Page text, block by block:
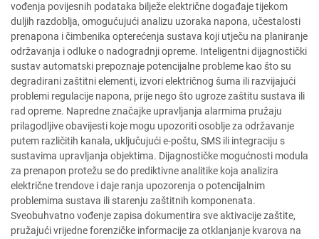
vođenja povijesnih podataka bilježe električne događaje tijekom
duljih razdoblja, omogućujući analizu uzoraka napona, učestalosti
prenapona i čimbenika opterećenja sustava koji utječu na planiranje
održavanja i odluke o nadogradnji opreme. Inteligentni dijagnostički
sustav automatski prepoznaje potencijalne probleme kao što su
degradirani zaštitni elementi, izvori električnog šuma ili razvijajući
problemi regulacije napona, prije nego što ugroze zaštitu sustava ili
rad opreme. Napredne značajke upravljanja alarmima pružaju
prilagodljive obavijesti koje mogu upozoriti osoblje za održavanje
putem različitih kanala, uključujući e-poštu, SMS ili integraciju s
sustavima upravljanja objektima. Dijagnostičke mogućnosti modula
za prenapon protežu se do prediktivne analitike koja analizira
električne trendove i daje ranja upozorenja o potencijalnim
problemima sustava ili starenju zaštitnih komponenata.
Sveobuhvatno vođenje zapisa dokumentira sve aktivacije zaštite,
pružajući vrijedne forenzičke informacije za otklanjanje kvarova na